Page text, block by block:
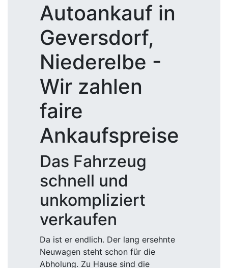
Autoankauf in
Geversdorf,
Niederelbe -
Wir zahlen
faire
Ankaufspreise
Das Fahrzeug
schnell und
unkompliziert
verkaufen
Da ist er endlich. Der lang ersehnte
Neuwagen steht schon für die
Abholung. Zu Hause sind die